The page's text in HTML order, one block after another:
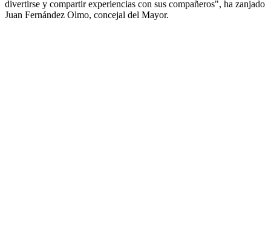
divertirse y compartir experiencias con sus compañeros", ha zanjado
Juan Fernández Olmo, concejal del Mayor.